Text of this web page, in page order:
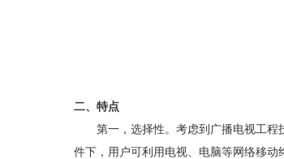
二、特点
第一，选择性。考虑到广播电视工
件下，用户可利用电视、电脑等网络移